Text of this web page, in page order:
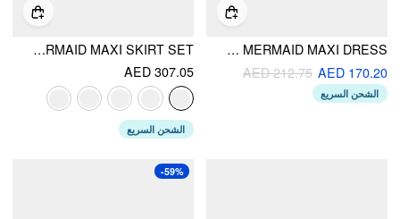
V-NECK LACE RUFFLE HEM MERMAID MAXI DRESS
AED 170.20
AED 212.75
الشحن السريع
LACE SCULPTURAL EMBROIDERY FLORAL CORSET TOP & HIGH RISE MERMAID MAXI SKIRT SET
AED 307.05
الشحن السريع
-59%